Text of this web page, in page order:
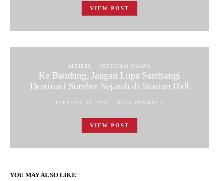
VIEW POST
ARTIKEL DESTINASI WISATA
Ke Bandung, Jangan Lupa Sambangi
Destinasi Sumber Sejarah di Stasiun Hall
FEBRUARI 19, 2016 REZA ANTARES P
VIEW POST
YOU MAY ALSO LIKE